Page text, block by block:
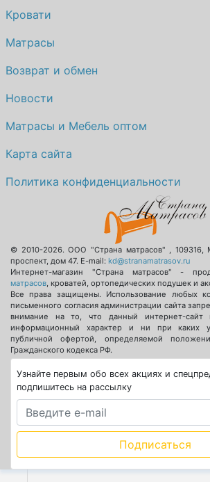
Кровати
Матрасы
Возврат и обмен
Новости
Матрасы и Мебель оптом
Карта сайта
Политика конфиденциальности
© 2010-2026.ООО "Страна матрасов" 109316,
проспект, дом 47. E-mail: kd@stranamatrasov.ru
Интернет-магазин "Страна матрасов" -
матрасов , кроватей, ортопедических подушек и
Все права защищены. Использование любых
письменного согласия администрации сайта
внимание на то, что данный интернет-сайт
информационный характер и ни при каких
публичной офертой, определяемой
Гражданского кодекса РФ.
Узнайте первым обо всех акциях и
подпишитесь на рассылку